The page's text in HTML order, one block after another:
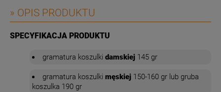
» OPIS PRODUKTU
SPECYFIKACJA PRODUKTU
gramatura koszulki damskiej 145 gr
gramatura koszulki męskiej 150-160 gr lub gruba
koszulka 190 gr